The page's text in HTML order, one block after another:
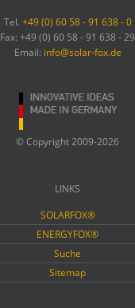
Tel. +49 (0) 60 58 - 91 638 - 0
Fax: +49 (0) 60 58 - 91 638 - 29
Email: info@solar-fox.de
© Copyright 2009-2026
LINKS
SOLARFOX®
ENERGYFOX®
Suche
Sitemap